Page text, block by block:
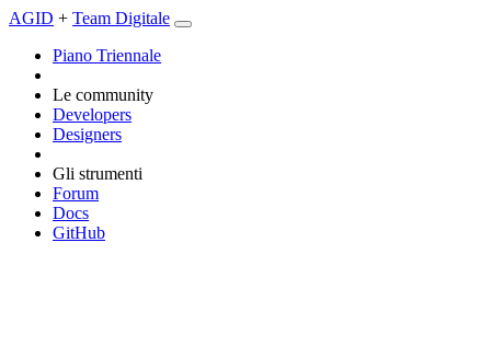
AGID + Team Digitale
Piano Triennale
Le community
Developers
Designers
Gli strumenti
Forum
Docs
GitHub